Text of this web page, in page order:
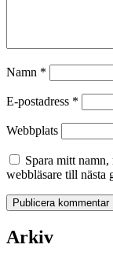
Namn *
E-postadress *
Webbplats
Spara mitt
webbläsare till nästa
Arkiv